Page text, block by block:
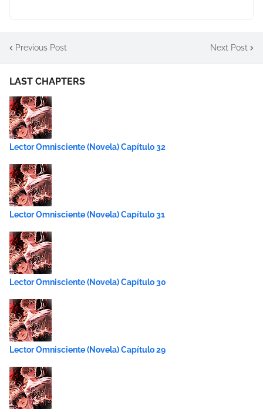
Previous Post Next Post
LAST CHAPTERS
Lector Omnisciente (Novela) Capítulo 32
Lector Omnisciente (Novela) Capítulo 31
Lector Omnisciente (Novela) Capítulo 30
Lector Omnisciente (Novela) Capítulo 29